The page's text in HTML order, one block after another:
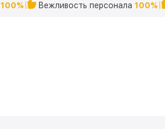
100% Вежливость персонала 100%